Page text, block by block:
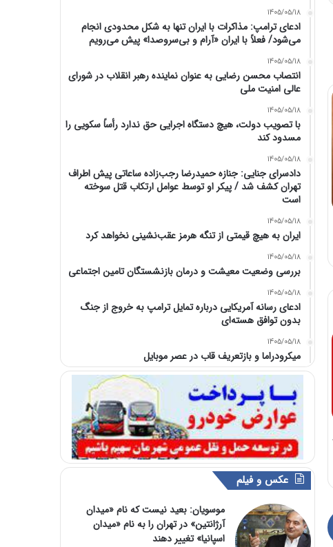
1405/05/18
ادعای ترامپ: مذاکرات با ایران تنها به شکل محدودی انجام
می‌شود/ فعلاً با ایران «آرام و بی‌سروصدا» پیش می‌رویم
1405/05/18
انتصاب محسن رضایی به عنوان نماینده رهبر انقلاب در شورای
عالی امنیت ملی
1405/05/18
با تصویب دولت، هیچ دستگاه اجرایی حق ندارد رأساً سکویی را
مسدود کند
1405/05/18
دادسرای جنایی: جنازه حمیدرضا رجب‌زاده ساعاتی پیش اطراف
تهران کشف شد / پیکر او توسط عوامل‌ ارتکاب قتل سوخته
است
1405/05/18
ایران به هیچ قیمتی از تنگه هرمز عقب‌نشینی نخواهد کرد
1405/05/18
بررسی وضعیت معیشت و درمان بازنشستگان تامین اجتماعی
1405/05/18
ادعای رسانه آمریکایی درباره تمایل ترامپ به خروج از جنگ
بدون توافق هسته‌ای
1405/05/18
میکرودراما و بازتعریف قاب در عصر موبایل
عکس و فیلم
موسویان: بعید نیست که نام «میدان
آرژانتین» در تهران را به نام «میدان
اسپانیا» تغییر دهند